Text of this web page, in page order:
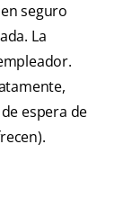
seguro
La
espera de